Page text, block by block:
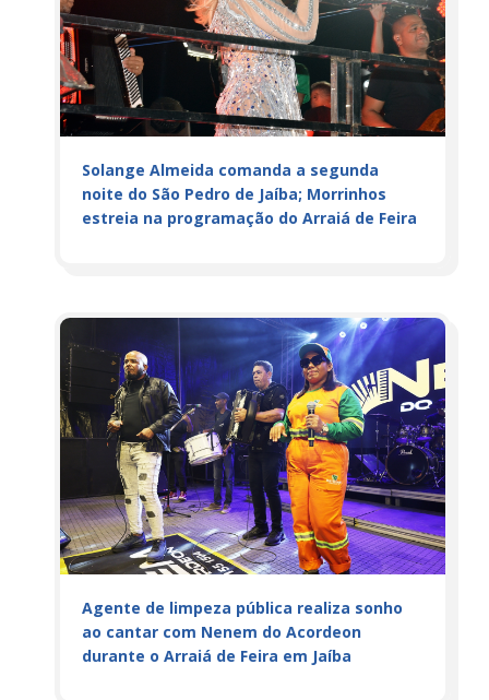
Solange Almeida comanda a segunda
noite do São Pedro de Jaíba; Morrinhos
estreia na programação do Arraiá de Feira
Agente de limpeza pública realiza sonho
ao cantar com Nenem do Acordeon
durante o Arraiá de Feira em Jaíba